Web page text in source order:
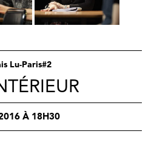
Lu-Paris#2
À 18H30